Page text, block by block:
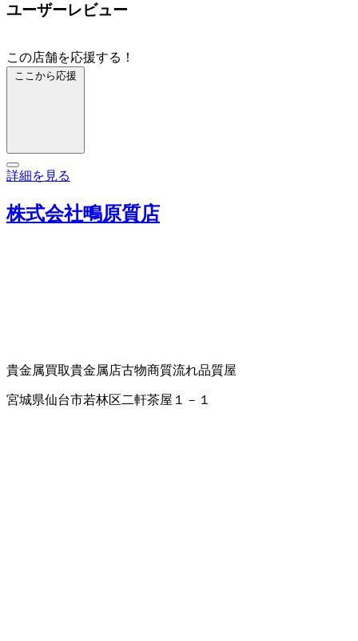
ユーザーレビュー
この店舗を応援する！
ここから応援
詳細を見る
株式会社鴫原質店
貴金属買取貴金属店古物商質流れ品質屋
宮城県仙台市若林区二軒茶屋１－１